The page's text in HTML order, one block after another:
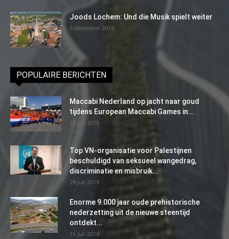
Joods Lochem: Und die Musik spielt weiter
3 december 2014
POPULAIRE BERICHTEN
Maccabi Nederland op jacht naar goud
tijdens European Maccabi Games in...
29 juli 2019
Top VN-organisatie voor Palestijnen
beschuldigd van seksueel wangedrag,
discriminatie en misbruik...
29 juli 2019
Enorme 9.000 jaar oude prehistorische
nederzetting uit de nieuwe steentijd
ontdekt...
16 juli 2019